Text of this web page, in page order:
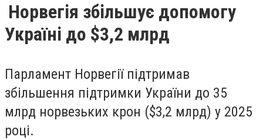
Норвегія збільшує допомогу
Україні до $3,2 млрд
Парламент Норвегії підтримав
збільшення підтримки України до 35
млрд норвезьких крон ($3,2 млрд) у 2025
році.